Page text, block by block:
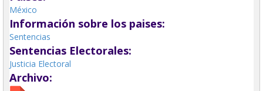
México
Información sobre los paises:
Sentencias
Sentencias Electorales:
Justicia Electoral
Archivo: